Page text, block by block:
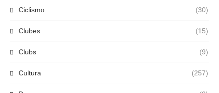
Ciclismo (30)
Clubes (15)
Clubs (9)
Cultura (257)